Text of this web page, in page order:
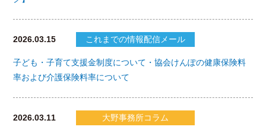
2026.03.15 これまでの情報配信メール
子ども・子育て支援金制度について・協会けんぽの健康保険料
率および介護保険料率について
2026.03.11 大野事務所コラム